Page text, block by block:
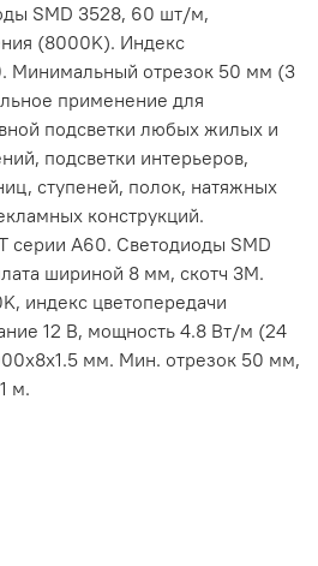
SMD 3528, 60 шт/м,
(8000K). Индекс
Минимальный отрезок 50 мм (3
применение для
подсветки любых жилых и
подсветки интерьеров,
ступеней, полок, натяжных
конструкций.
серии A60. Светодиоды SMD
шириной 8 мм, скотч 3M.
индекс цветопередачи
12 В, мощность 4.8 Вт/м (24
мм. Мин. отрезок 50 мм,
м.